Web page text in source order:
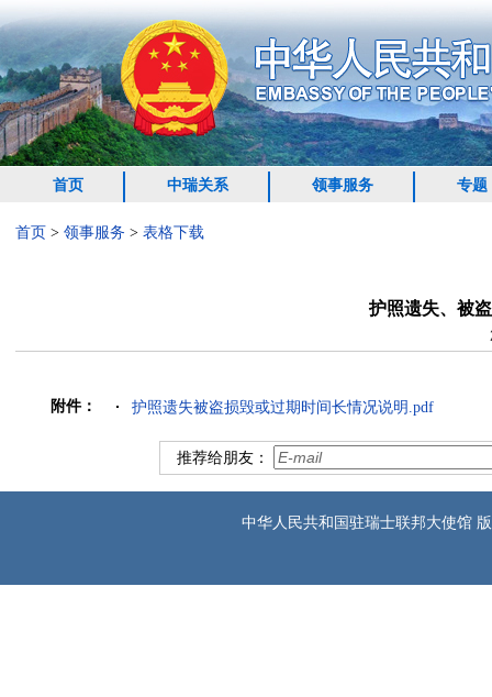
首页 中瑞关系 领事服务 专题
首页 > 领事服务 > 表格下载
护照遗失、被
附件： 护照遗失被盗损毁或过期时间长情况说明.pdf
推荐给朋友：
中华人民共和国驻瑞士联邦大使馆